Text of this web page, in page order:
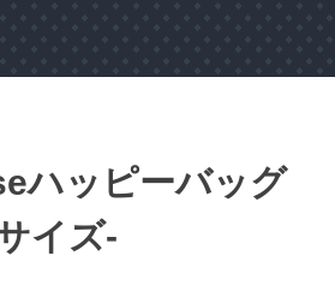
ハッピーバッグ
イズ-